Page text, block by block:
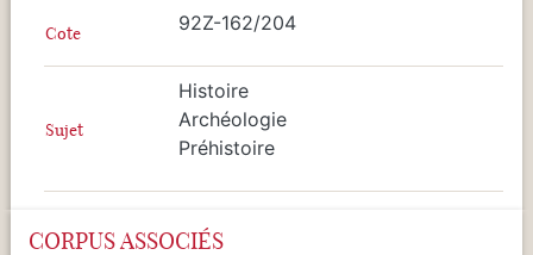
Cote 92Z-162/204
Sujet
Histoire
Archéologie
Préhistoire
CORPUS ASSOCIÉS